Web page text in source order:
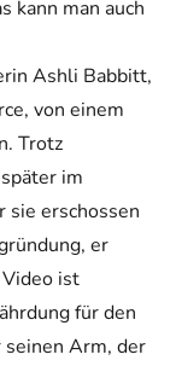
kann man auch
Ashli Babbitt,
von einem
Trotz
im
sie erschossen
er
ist
für den
seinen Arm, der